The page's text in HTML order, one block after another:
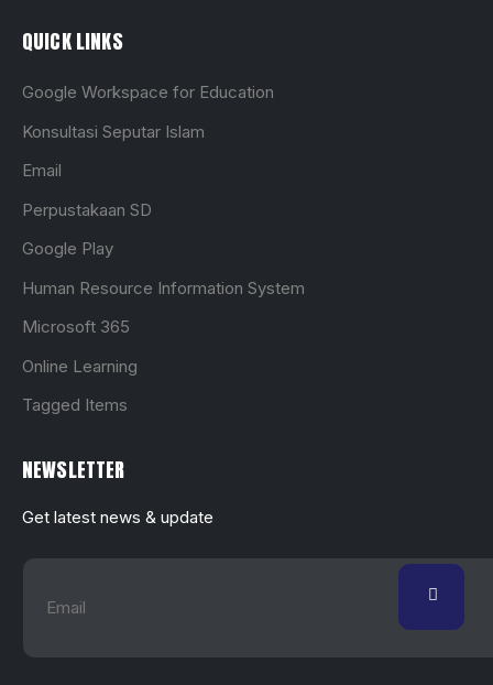
QUICK LINKS
Google Workspace for Education
Konsultasi Seputar Islam
Email
Perpustakaan SD
Google Play
Human Resource Information System
Microsoft 365
Online Learning
Tagged Items
NEWSLETTER
Get latest news & update